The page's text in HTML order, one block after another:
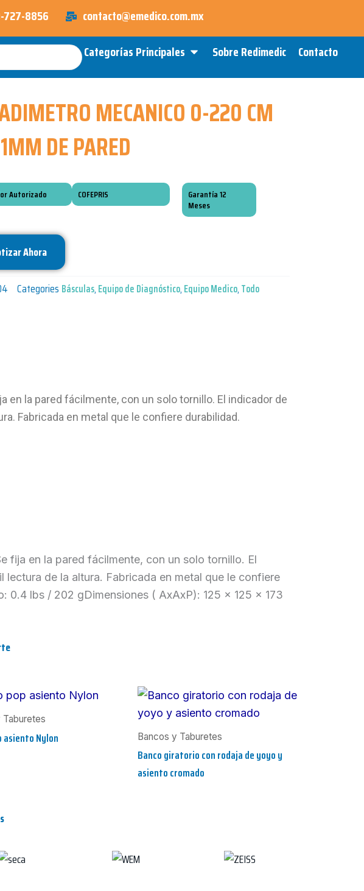
727-8856 contacto@emedico.com.mx
Categorías Principales Open Categorías Principales
Sobre Redimedic Contacto
MECANICO 0-220 CM
DE PARED
Autorizado COFEPRIS
Garantía 12
Meses
Ahora
Categories Básculas, Equipo de Diagnóstico, Equipo Medico, Todo
la pared fácilmente, con un solo tornillo. El indicador de
Fabricada en metal que le confiere durabilidad.
fija en la pared fácilmente, con un solo tornillo. El
de la altura. Fabricada en metal que le confiere
0.4 lbs / 202 gDimensiones ( AxAxP): 125 x 125 x 173
Taburetes
asiento Nylon Bancos y Taburetes
Banco giratorio con rodaja de yoyo y
asiento cromado